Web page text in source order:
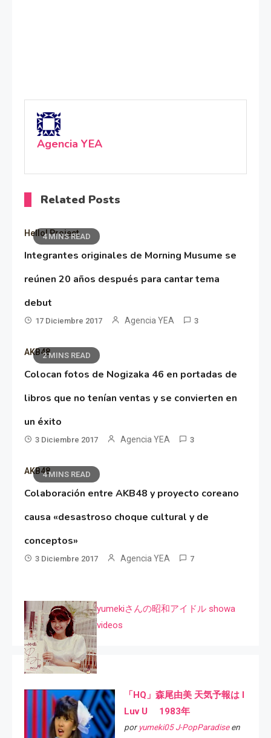
Agencia YEA
Related Posts
4 MINS READ
Hello! Project
Integrantes originales de Morning Musume se
reúnen 20 años después para cantar tema
debut
17 Diciembre 2017 Agencia YEA 3
2 MINS READ
AKB48
Colocan fotos de Nogizaka 46 en portadas de
libros que no tenían ventas y se convierten en
un éxito
3 Diciembre 2017 Agencia YEA 3
4 MINS READ
AKB48
Colaboración entre AKB48 y proyecto coreano
causa «desastroso choque cultural y de
conceptos»
3 Diciembre 2017 Agencia YEA 7
yumekiさんの昭和アイドル showa
videos
「HQ」森尾由美 天気予報は I
Luv U 1983年
por yumeki05 J-PopParadiseen